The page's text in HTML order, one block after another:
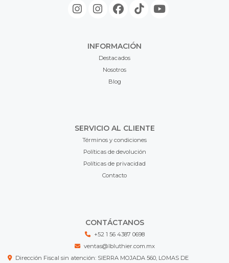
INFORMACIÓN
Destacados
Nosotros
Blog
SERVICIO AL CLIENTE
Términos y condiciones
Políticas de devolución
Políticas de privacidad
Contacto
CONTÁCTANOS
+52 1 56 4387 0698
ventas@lbluthier.com.mx
Dirección Fiscal sin atención: SIERRA MOJADA 560, LOMAS DE